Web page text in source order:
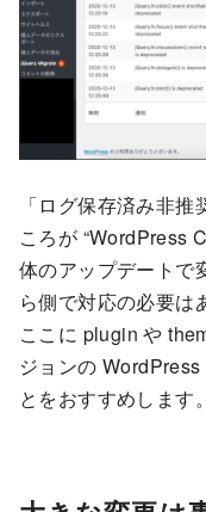
「ログ保存済み非
ころが “WordPress
体のアップデートで
ら側で対応の必要は
ここに plugin や
ジョンの
とをおすすめします。